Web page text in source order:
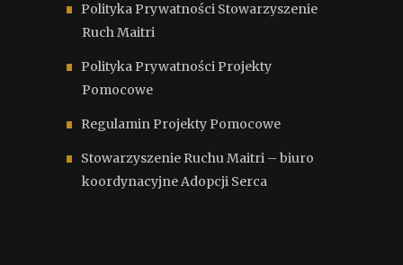
Polityka Prywatności Stowarzyszenie
Ruch Maitri
Polityka Prywatności Projekty
Pomocowe
Regulamin Projekty Pomocowe
Stowarzyszenie Ruchu Maitri – biuro
koordynacyjne Adopcji Serca